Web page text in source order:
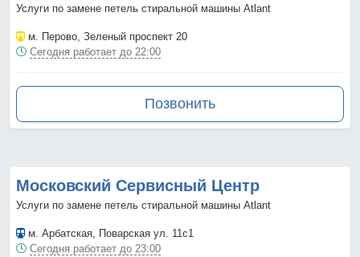
Услуги по замене петель стиральной машины Atlant
м. Перово, Зеленый проспект 20
Сегодня работает до 22:00
Позвонить
Московский Сервисный Центр
Услуги по замене петель стиральной машины Atlant
м. Арбатская, Поварская ул. 11с1
Сегодня работает до 23:00